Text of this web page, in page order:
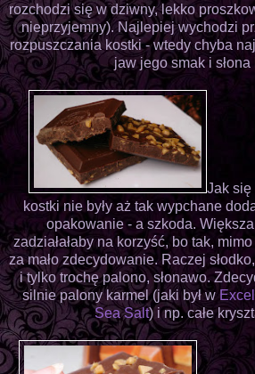
rozchodzi się w dziwny, lekko
nieprzyjemny). Najlepiej wychodzi
rozpuszczania kostki - wtedy chyba
jaw jego smak i słona
Jak się
kostki nie były aż tak wypchane
opakowanie - a szkoda.
zadziałałaby na korzyść, bo tak,
za mało zdecydowanie. Raczej
i tylko trochę palono, słonawo.
silnie palony karmel (jaki był w
Sea Salt) i np. całe